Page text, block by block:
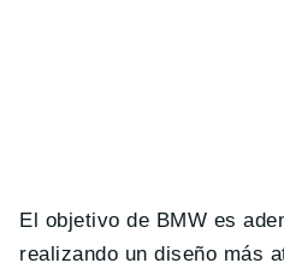
El objetivo de BMW es
realizando un diseño más